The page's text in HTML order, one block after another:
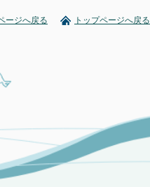
ージへ戻る トップページへ戻る